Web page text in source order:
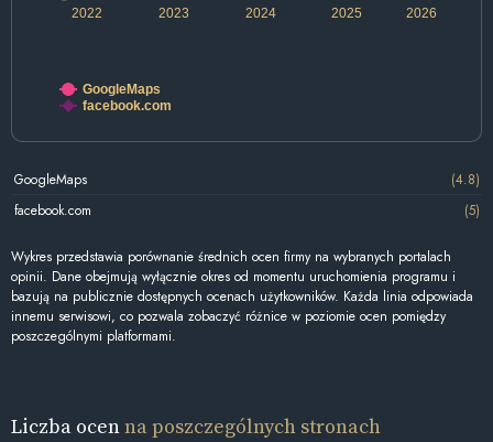
2022 2024 2026
2023 2025
GoogleMaps
facebook.com
GoogleMaps
(4.8)
facebook.com
(5)
Wykres przedstawia porównanie średnich ocen firmy na wybranych portalach
opinii. Dane obejmują wyłącznie okres od momentu uruchomienia programu i
bazują na publicznie dostępnych ocenach użytkowników. Każda linia odpowiada
innemu serwisowi, co pozwala zobaczyć różnice w poziomie ocen pomiędzy
poszczególnymi platformami.
Liczba ocenna poszczególnych stronach